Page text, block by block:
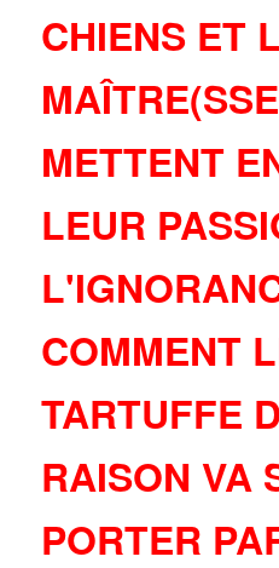
CHIENS ET
METTENT
LEUR
COMMENT
TARTUFFE
RAISON VA
PORTER